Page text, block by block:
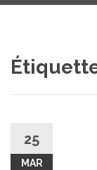
25
MAR